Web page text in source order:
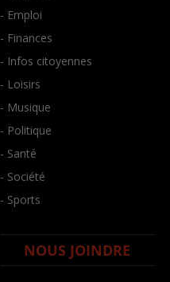
- Emploi
- Finances
- Infos citoyennes
- Loisirs
- Musique
- Politique
- Santé
- Société
- Sports
NOUS JOINDRE